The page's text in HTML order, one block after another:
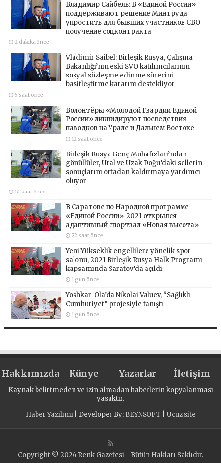
Владимир Сайбель: В «Единой России»
поддерживают решение Минтруда
упростить для бывших участников СВО
получение соцконтракта
2 dakika önce
Vladimir Saibel: Birleşik Rusya, Çalışma
Bakanlığı’nın eski SVO katılımcılarının
sosyal sözleşme edinme sürecini
basitleştirme kararını destekliyor
5 saat önce
Волонтёры «Молодой Гвардии Единой
России» ликвидируют последствия
паводков на Урале и Дальнем Востоке
12 saat önce
Birleşik Rusya Genç Muhafızları’ndan
gönüllüler, Ural ve Uzak Doğu’daki sellerin
sonuçlarını ortadan kaldırmaya yardımcı
oluyor
14 saat önce
В Саратове по Народной программе
«Единой России»-2021 открылся
адаптивный спортзал «Новая высота»
22 saat önce
Yeni Yükseklik engellilere yönelik spor
salonu, 2021 Birleşik Rusya Halk Programı
kapsamında Saratov’da açıldı
1 gün önce
Yoshkar-Ola’da Nikolai Valuev, “Sağlıklı
Cumhuriyet” projesiyle tanıştı
1 gün önce
Hakkımızda Künye Yazarlar İletişim
Kaynak belirtmeden ve izin almadan haberlerin kopyalanması
yasaktır.
Haber Yazılımı| Developer By; BEYNSOFT Ucuz site
Copyright © 2026 Renk Gazetesi - Bütün Hakları Saklıdır.